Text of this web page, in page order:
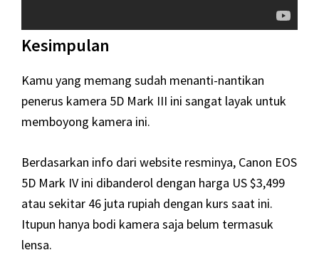
Kesimpulan
Kamu yang memang sudah menanti-nantikan
penerus kamera 5D Mark III ini sangat layak untuk
memboyong kamera ini.
Berdasarkan info dari website resminya, Canon EOS
5D Mark IV ini dibanderol dengan harga US $3,499
atau sekitar 46 juta rupiah dengan kurs saat ini.
Itupun hanya bodi kamera saja belum termasuk
lensa.